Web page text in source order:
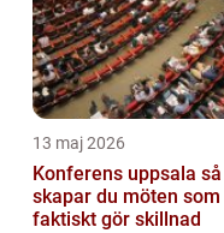
13 maj 2026
Konferens uppsala så
skapar du möten som
faktiskt gör skillnad